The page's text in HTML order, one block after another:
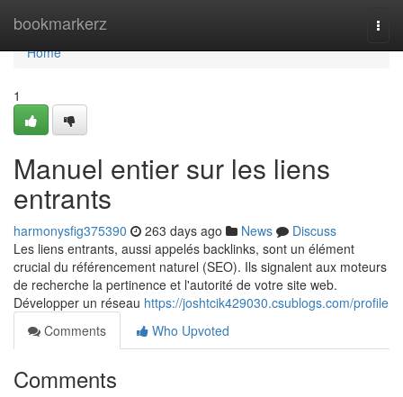
bookmarkerz
Home
Home
1
Manuel entier sur les liens
entrants
harmonysfig375390 263 days ago News
Discuss
Les liens entrants, aussi appelés backlinks, sont un élément
crucial du référencement naturel (SEO). Ils signalent aux moteurs
de recherche la pertinence et l'autorité de votre site web.
Développer un réseau https://joshtcik429030.csublogs.com/profile
Comments
Who Upvoted
Comments